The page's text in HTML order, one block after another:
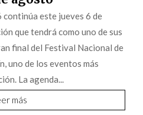
continúa este jueves 6 de
que tendrá como uno de sus
final del Festival Nacional de
uno de los eventos más
La agenda...
más